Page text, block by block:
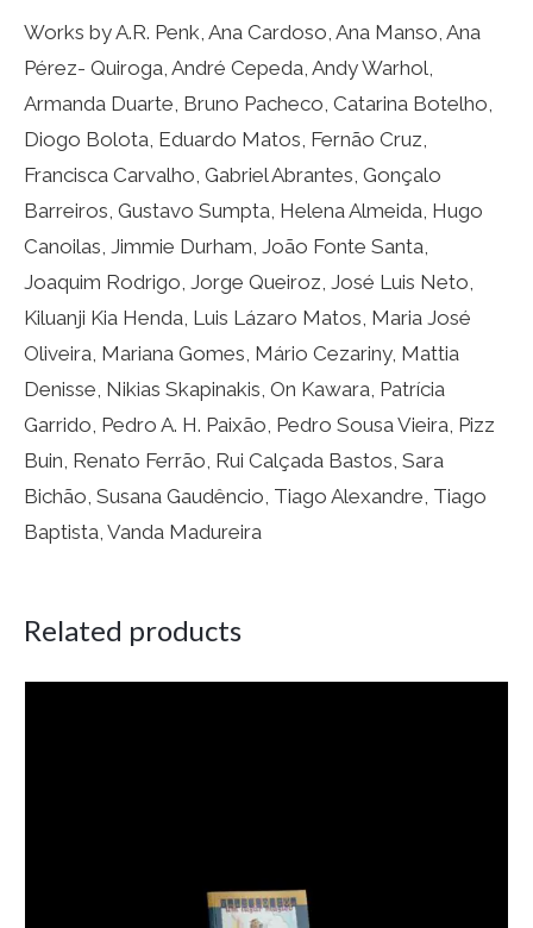
Works by A.R. Penk, Ana Cardoso, Ana Manso, Ana
Pérez- Quiroga, André Cepeda, Andy Warhol,
Armanda Duarte, Bruno Pacheco, Catarina Botelho,
Diogo Bolota, Eduardo Matos, Fernão Cruz,
Francisca Carvalho, Gabriel Abrantes, Gonçalo
Barreiros, Gustavo Sumpta, Helena Almeida, Hugo
Canoilas, Jimmie Durham, João Fonte Santa,
Joaquim Rodrigo, Jorge Queiroz, José Luis Neto,
Kiluanji Kia Henda, Luis Lázaro Matos, Maria José
Oliveira, Mariana Gomes, Mário Cezariny, Mattia
Denisse, Nikias Skapinakis, On Kawara, Patrícia
Garrido, Pedro A. H. Paixão, Pedro Sousa Vieira, Pizz
Buin, Renato Ferrão, Rui Calçada Bastos, Sara
Bichão, Susana Gaudêncio, Tiago Alexandre, Tiago
Baptista, Vanda Madureira
Related products